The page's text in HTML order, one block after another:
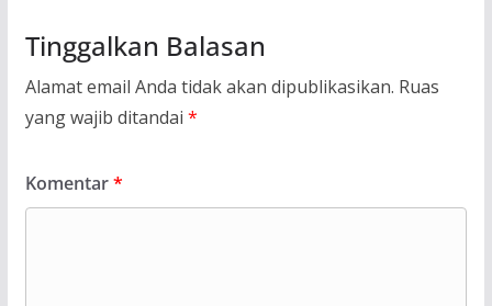
Tinggalkan Balasan
Alamat email Anda tidak akan dipublikasikan. Ruas
yang wajib ditandai *
Komentar*